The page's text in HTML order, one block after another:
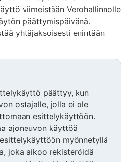
viimeistään Verohallinnolle
päättymispäivänä.
yhtäjaksoisesti enintään
päättyy, kun
ostajalle, jolla ei ole
esittelykäyttöön.
ajoneuvon käyttöä
myönnetyllä
joka aikoo rekisteröidä